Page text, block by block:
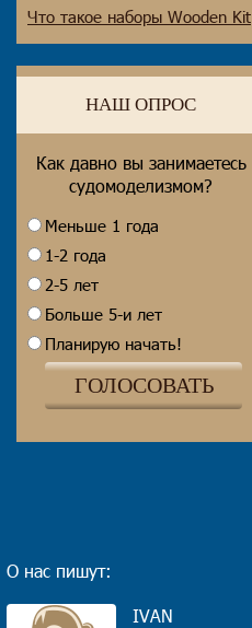
Что такое наборы Wooden Kit
НАШ ОПРОС
Как давно вы занимаетесь
судомоделизмом?
Меньше 1 года
1-2 года
2-5 лет
Больше 5-и лет
Планирую начать!
ГОЛОСОВАТЬ
О нас пишут:
IVAN